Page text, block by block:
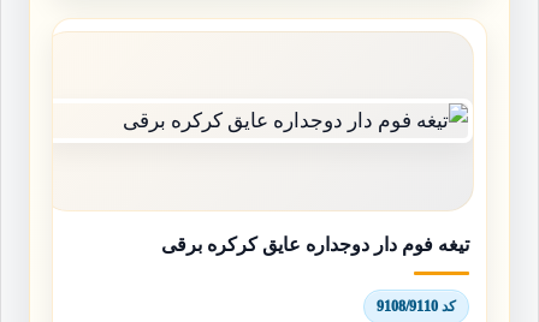
تیغه فوم دار دوجداره عایق کرکره برقی
کد 9108/9110